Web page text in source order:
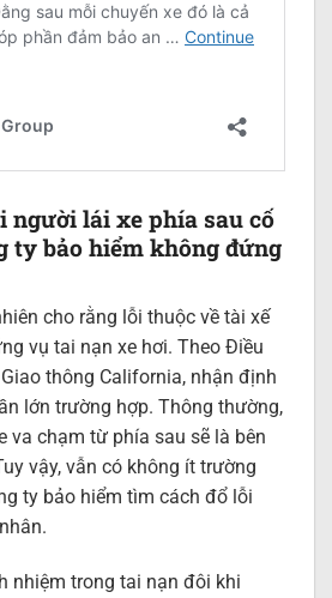
người lái xe phía sau cố
ty bảo hiểm không đứng
cho rằng lỗi thuộc về tài xế
vụ tai nạn xe hơi. Theo Điều
thông California, nhận định
lớn trường hợp. Thông thường,
va chạm từ phía sau sẽ là bên
vậy, vẫn có không ít trường
ty bảo hiểm tìm cách đổ lỗi
nhiệm trong tai nạn đôi khi